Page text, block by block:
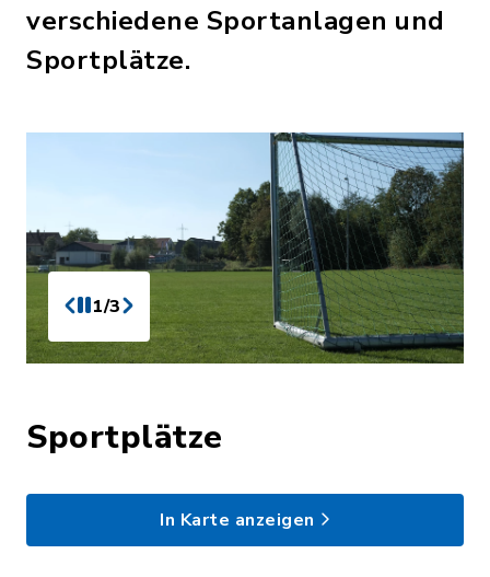
verschiedene Sportanlagen und
Sportplätze.
1/3
Sportplätze
In Karte anzeigen